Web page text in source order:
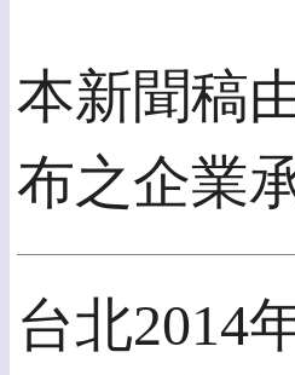
本新聞稿
布之企業
台北2014